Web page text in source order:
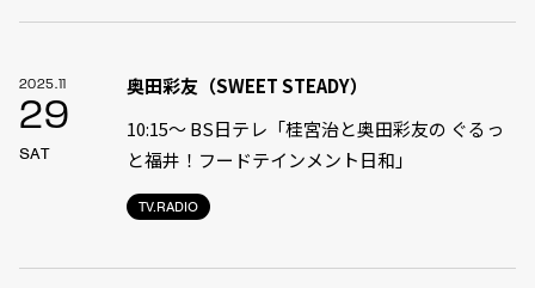
2025.11
29
SAT
TV.RADIO
奥田彩友（SWEET STEADY）
10:15〜 BS日テレ「桂宮治と奥田彩友の ぐるっ
と福井！フードテインメント日和」